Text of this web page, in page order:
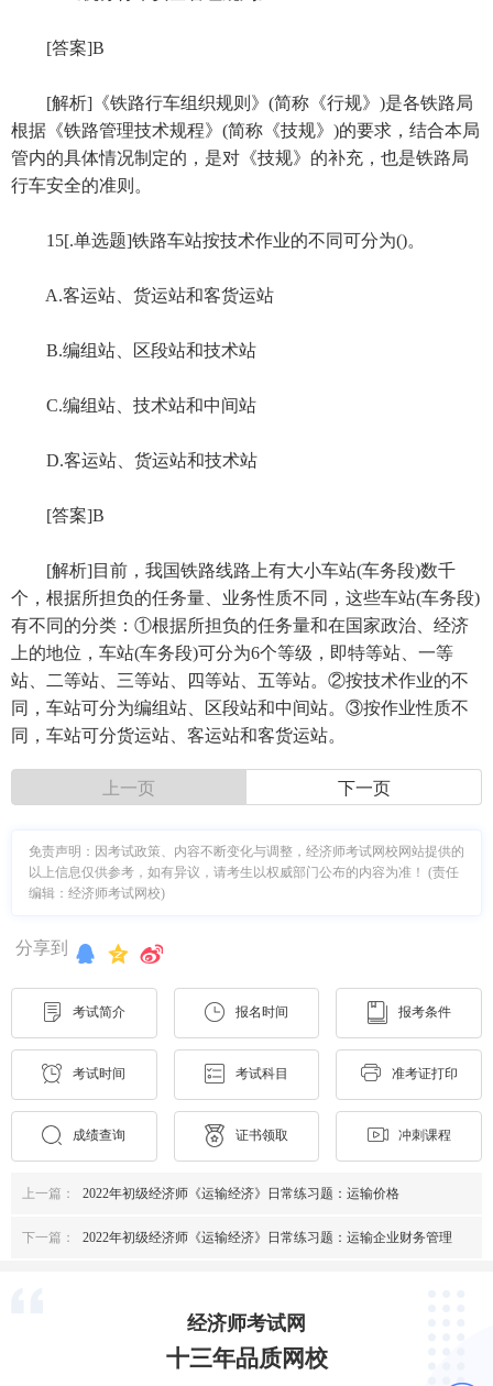
[答案]B
[解析]《铁路行车组织规则》(简称《行规》)是各铁路局
根据《铁路管理技术规程》(简称《技规》)的要求，结合本局
管内的具体情况制定的，是对《技规》的补充，也是铁路局
行车安全的准则。
15[.单选题]铁路车站按技术作业的不同可分为()。
A.客运站、货运站和客货运站
B.编组站、区段站和技术站
C.编组站、技术站和中间站
D.客运站、货运站和技术站
[答案]B
[解析]目前，我国铁路线路上有大小车站(车务段)数千
个，根据所担负的任务量、业务性质不同，这些车站(车务段)
有不同的分类：①根据所担负的任务量和在国家政治、经济
上的地位，车站(车务段)可分为6个等级，即特等站、一等
站、二等站、三等站、四等站、五等站。②按技术作业的不
同，车站可分为编组站、区段站和中间站。③按作业性质不
同，车站可分货运站、客运站和客货运站。
上一页 下一页
免责声明：因考试政策、内容不断变化与调整，经济师考试网校网站提供的
以上信息仅供参考，如有异议，请考生以权威部门公布的内容为准！ (责任
编辑：经济师考试网校)
分享到
考试简介 报名时间 报考条件
考试时间 考试科目 准考证打印
成绩查询 证书领取 冲刺课程
上一篇： 2022年初级经济师《运输经济》日常练习题：运输价格
下一篇： 2022年初级经济师《运输经济》日常练习题：运输企业财务管理
经济师考试网
十三年品质网校